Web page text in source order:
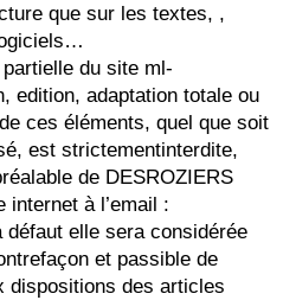
que sur les textes, ,
du site ml-
edition, adaptation totale ou
ces éléments, quel que soit
est strictementinterdite,
de DESROZIERS
internet à l’email :
elle sera considérée
et passible de
dispositions des articles